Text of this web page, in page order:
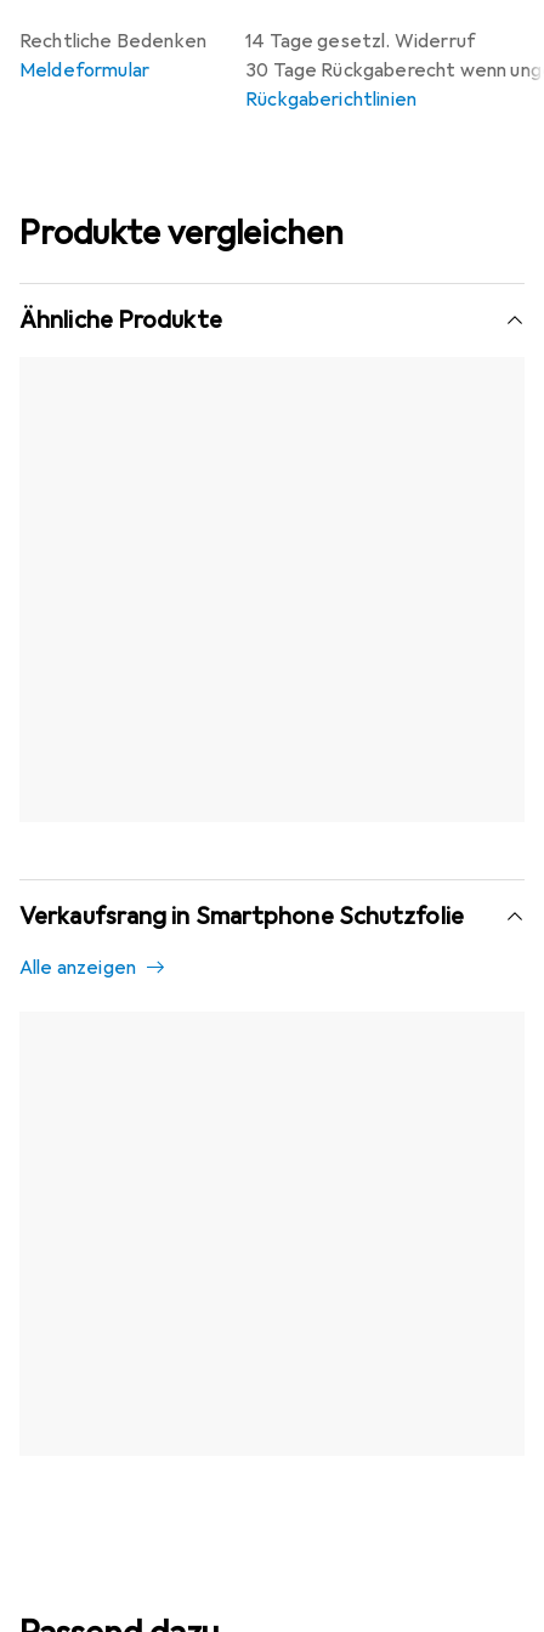
14 Tage gesetzl. Widerruf
30 Tage Rückgaberecht wenn
Rückgaberichtlinien
Rechtliche Bedenken
Meldeformular
Produkte vergleichen
Ähnliche Produkte
Verkaufsrang in Smartphone Schutzfolie
Alle anzeigen